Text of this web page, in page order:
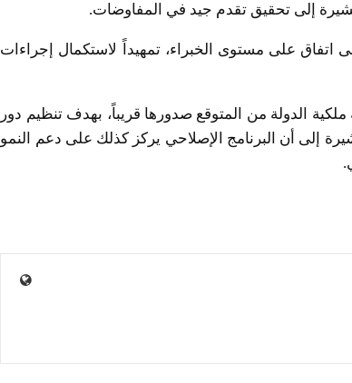
مشيرة إلى تحقيق تقدم جيد في المفاوضات.
على مستوى الخبراء، تمهيداً لاستكمال إجراءات
الدولة من المتوقع صدورها قريباً، بهدف تنظيم دور
إلى أن البرنامج الإصلاحي يركز كذلك على دعم النمو